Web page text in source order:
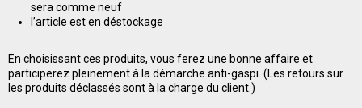
sera comme neuf
l’article est en déstockage
En choisissant ces produits, vous ferez une bonne affaire et
participerez pleinement à la démarche anti-gaspi. (Les retours sur
les produits déclassés sont à la charge du client.)